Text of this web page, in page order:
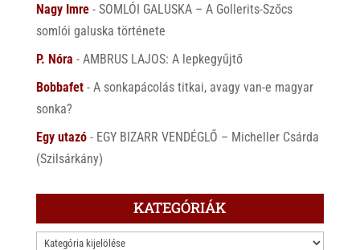
Nagy Imre- SOMLÓI GALUSKA – A Gollerits-Szőcs
somlói galuska története
P. Nóra - AMBRUS LAJOS: A lepkegyűjtő
Bobbafet- A sonkapácolás titkai, avagy van-e magyar
sonka?
Egy utazó- EGY BIZARR VENDÉGLŐ – Micheller Csárda
(Szilsárkány)
KATEGÓRIÁK
KATEGÓRIÁK